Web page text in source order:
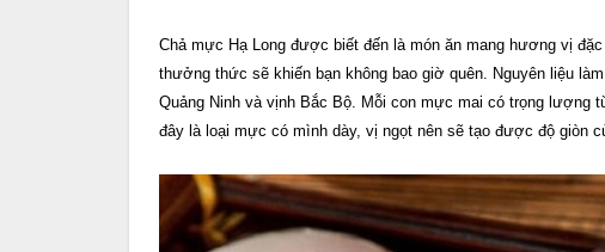
Chả mực Hạ Long được biết đến là món ăn mang hương vị
thưởng thức sẽ khiến bạn không bao giờ quên. Nguyên liệu
Quảng Ninh và vịnh Bắc Bộ. Mỗi con mực mai có trọng
đây là loại mực có mình dày, vị ngọt nên sẽ tạo được độ giòn